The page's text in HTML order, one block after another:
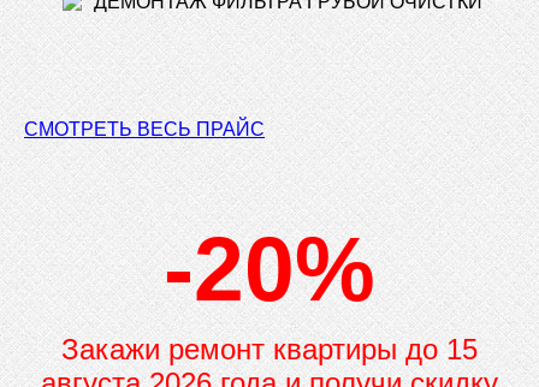
СМОТРЕТЬ ВЕСЬ ПРАЙС
-20%
Закажи ремонт квартиры до 15